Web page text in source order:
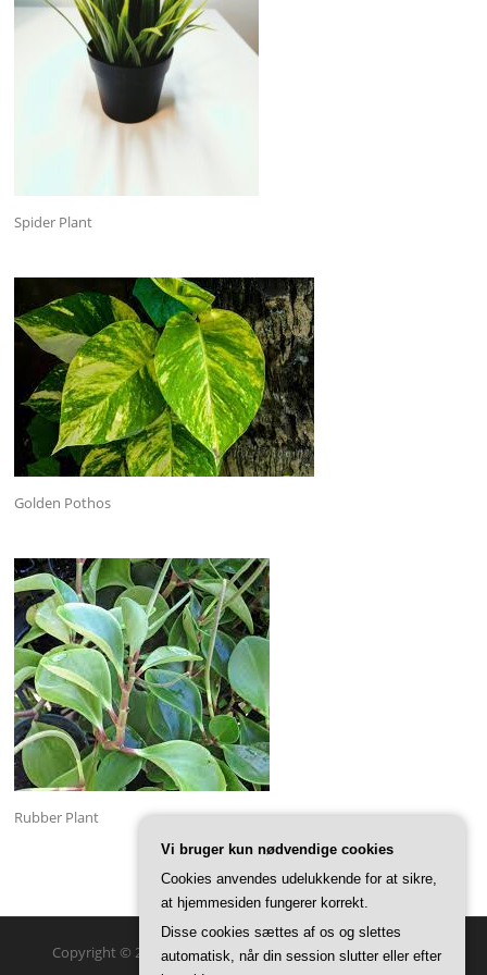
Spider Plant
Golden Pothos
Rubber Plant
Copyright © 2026 GreenSteam Haveglæder. Alle rettigheder
Vi bruger kun nødvendige cookies
Cookies anvendes udelukkende for at sikre,
at hjemmesiden fungerer korrekt.
Disse cookies sættes af os og slettes
automatisk, når din session slutter eller efter